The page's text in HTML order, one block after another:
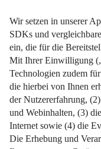
Diese Tipps bringen
Baugenehmigung.
Weiterlesen